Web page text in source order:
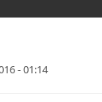
- 01:14